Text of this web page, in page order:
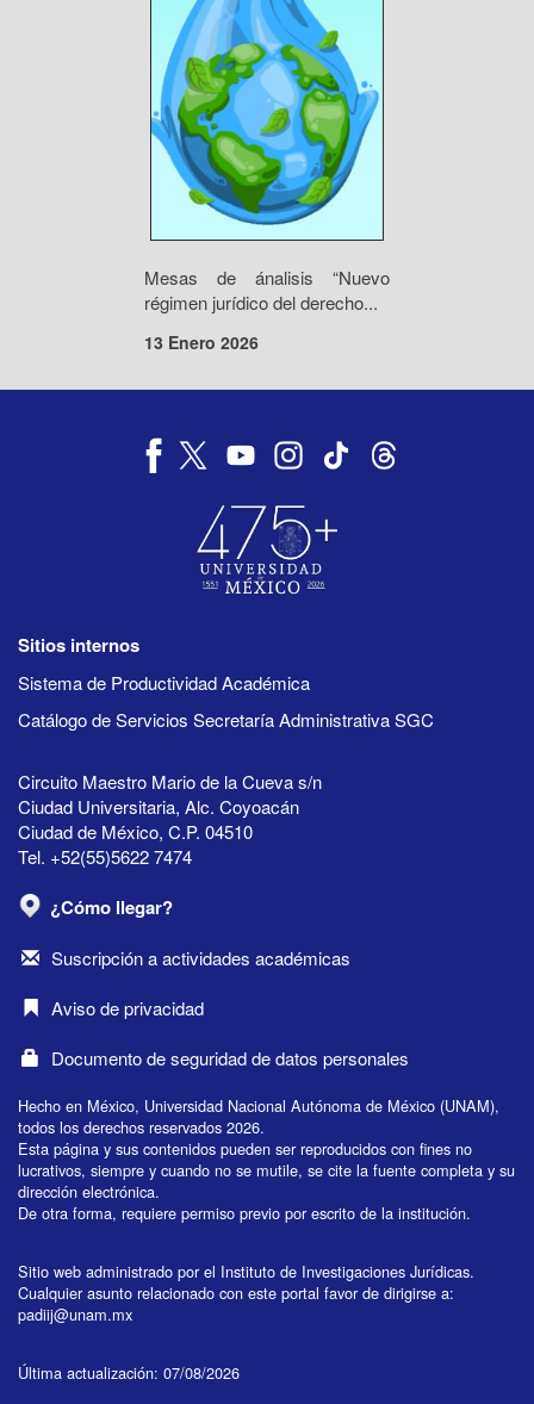
Mesas de ánalisis “Nuevo
régimen jurídico del derecho...
13 Enero 2026
Sitios internos
Sistema de Productividad Académica
Catálogo de Servicios Secretaría Administrativa SGC
Circuito Maestro Mario de la Cueva s/n
Ciudad Universitaria, Alc. Coyoacán
Ciudad de México, C.P. 04510
Tel. +52(55)5622 7474
¿Cómo llegar?
Suscripción a actividades académicas
Aviso de privacidad
Documento de seguridad de datos personales
Hecho en México, Universidad Nacional Autónoma de México (UNAM),
todos los derechos reservados 2026.
Esta página y sus contenidos pueden ser reproducidos con fines no
lucrativos, siempre y cuando no se mutile, se cite la fuente completa y su
dirección electrónica.
De otra forma, requiere permiso previo por escrito de la institución.
Sitio web administrado por el Instituto de Investigaciones Jurídicas.
Cualquier asunto relacionado con este portal favor de dirigirse a:
padiij@unam.mx
Última actualización: 07/08/2026